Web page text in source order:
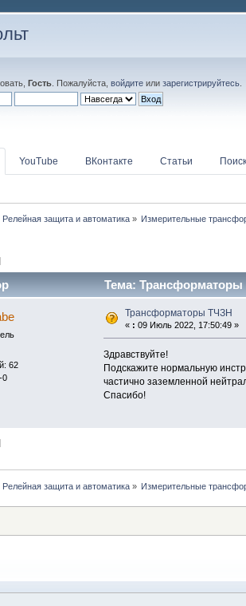
Гость . Пожалуйста, войдите или зарегистрируйтесь
YouTube ВКонтакте Статьи Поиск
Релейная защита и автоматика» Измерительные
Тема: Трансформаторы
62
0
Трансформаторы ТЧЗН
« : 09 Июль 2022, 17:50:49 »
Здравствуйте!
Подскажите нормальную
частично заземленной
Спасибо!
Релейная защита и автоматика» Измерительные